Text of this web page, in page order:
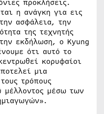
προκλήσεις.
η ανάγκη για εις
ασφάλεια, την
της τεχνητής
εκδήλωση, ο Kyung
ότι αυτό το
κορυφαίοι
μια
τρόπους
μέλλοντος μέσω των